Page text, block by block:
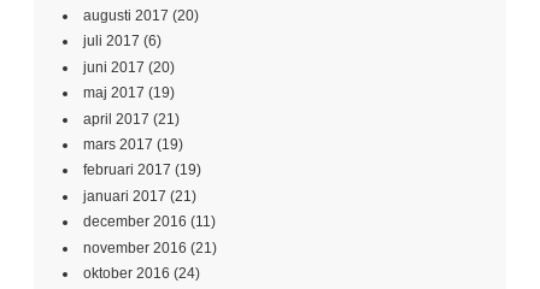
augusti 2017 (20)
juli 2017 (6)
juni 2017 (20)
maj 2017 (19)
april 2017 (21)
mars 2017 (19)
februari 2017 (19)
januari 2017 (21)
december 2016 (11)
november 2016 (21)
oktober 2016 (24)